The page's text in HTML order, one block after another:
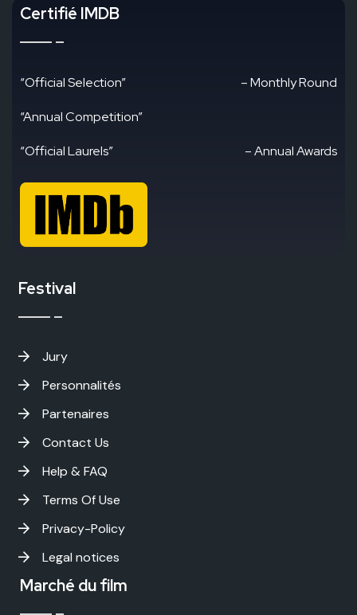
Certifié IMDB
“Official Selection” – Monthly Round
“Annual Competition”
“Official Laurels” – Annual Awards
Festival
Jury
Personnalités
Partenaires
Contact Us
Help & FAQ
Terms Of Use
Privacy-Policy
Legal notices
Marché du film